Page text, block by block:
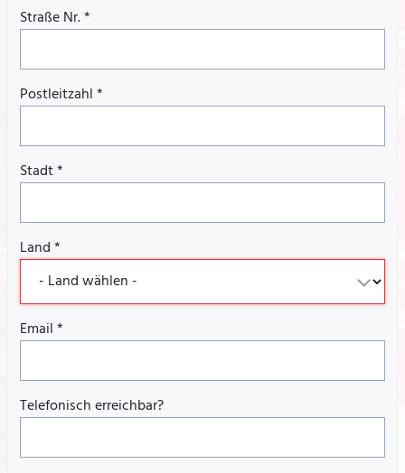
Straße Nr.*
Postleitzahl*
Stadt*
Land*
Email*
Telefonisch erreichbar?